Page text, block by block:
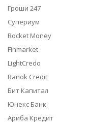
Гроши 247
Супериум
Rocket Money
Finmarket
LightCredo
Ranok Credit
Бит Капитал
Юнекс Банк
Ариба Кредит